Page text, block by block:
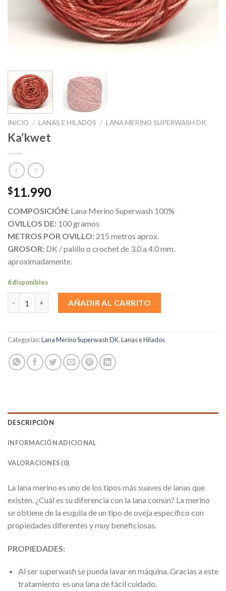
INICIO / LANAS E HILADOS / LANA MERINO SUPERWASH DK
Ka’kwet
$11.990
COMPOSICIÓN: Lana Merino Superwash 100%
OVILLOS DE: 100 gramos
METROS POR OVILLO: 215 metros aprox.
GROSOR: DK / palillo o crochet de 3.0 a 4.0 mm.
aproximadamente.
6 disponibles
AÑADIR AL CARRITO
Categorías:Lana Merino Superwash DK,Lanas e Hilados
DESCRIPCIÓN
INFORMACIÓN ADICIONAL
VALORACIONES (0)
La lana merino es uno de los tipos más suaves de lanas que
existen. ¿Cuál es su diferencia con la lana común? La merino
se obtiene de la esquila de un tipo de oveja específico con
propiedades diferentes y muy beneficiosas.
PROPIEDADES:
Al ser superwash se pueda lavar en máquina. Gracias a este
tratamiento es una lana de fácil cuidado.